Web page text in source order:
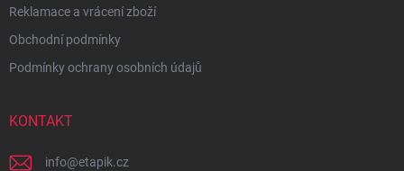
Reklamace a vrácení zboží
Obchodní podmínky
Podmínky ochrany osobních údajů
KONTAKT
info@etapik.cz